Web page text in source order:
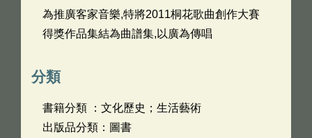
為推廣客家音樂,特將2011桐花歌曲創作大賽
得獎作品集結為曲譜集,以廣為傳唱
分類
書籍分類 ：文化歷史；生活藝術
出版品分類：圖書